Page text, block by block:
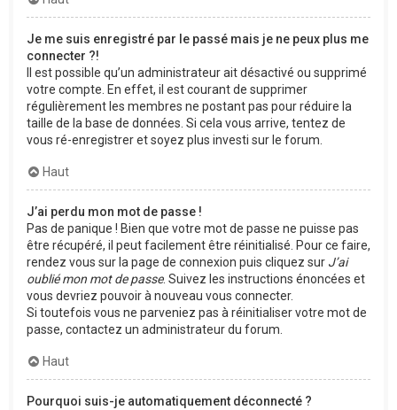
Je me suis enregistré par le passé mais je ne peux plus me
connecter ?!
Il est possible qu’un administrateur ait désactivé ou supprimé
votre compte. En effet, il est courant de supprimer
régulièrement les membres ne postant pas pour réduire la
taille de la base de données. Si cela vous arrive, tentez de
vous ré-enregistrer et soyez plus investi sur le forum.
Haut
J’ai perdu mon mot de passe !
Pas de panique ! Bien que votre mot de passe ne puisse pas
être récupéré, il peut facilement être réinitialisé. Pour ce faire,
rendez vous sur la page de connexion puis cliquez sur J’ai
oublié mon mot de passe. Suivez les instructions énoncées et
vous devriez pouvoir à nouveau vous connecter.
Si toutefois vous ne parveniez pas à réinitialiser votre mot de
passe, contactez un administrateur du forum.
Haut
Pourquoi suis-je automatiquement déconnecté ?